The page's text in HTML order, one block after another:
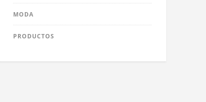
MODA
PRODUCTOS